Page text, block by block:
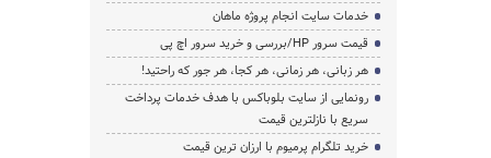
خدمات سایت انجام پروژه ماهان
قیمت سرور HP/بررسی و خرید سرور اچ پی
هر زبانی، هر زمانی، هر کجا، هر جور که راحتید!
رونمایی از سایت بلوباکس با هدف خدمات پرداخت
سریع با نازلترین قیمت
خرید تلگرام پرمیوم با ارزان ترین قیمت